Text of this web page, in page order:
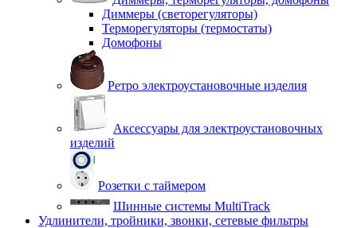
Диммеры (светорегуляторы)
Терморегуляторы (термостаты)
Домофоны
Ретро электроустановочные изделия
Аксессуары для электроустановочных
изделий
Розетки с таймером
Шинные системы MultiTrack
Удлинители, тройники, звонки, сетевые фильтры